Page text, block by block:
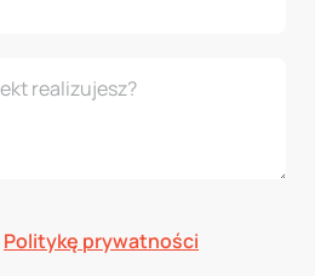
Politykę prywatności